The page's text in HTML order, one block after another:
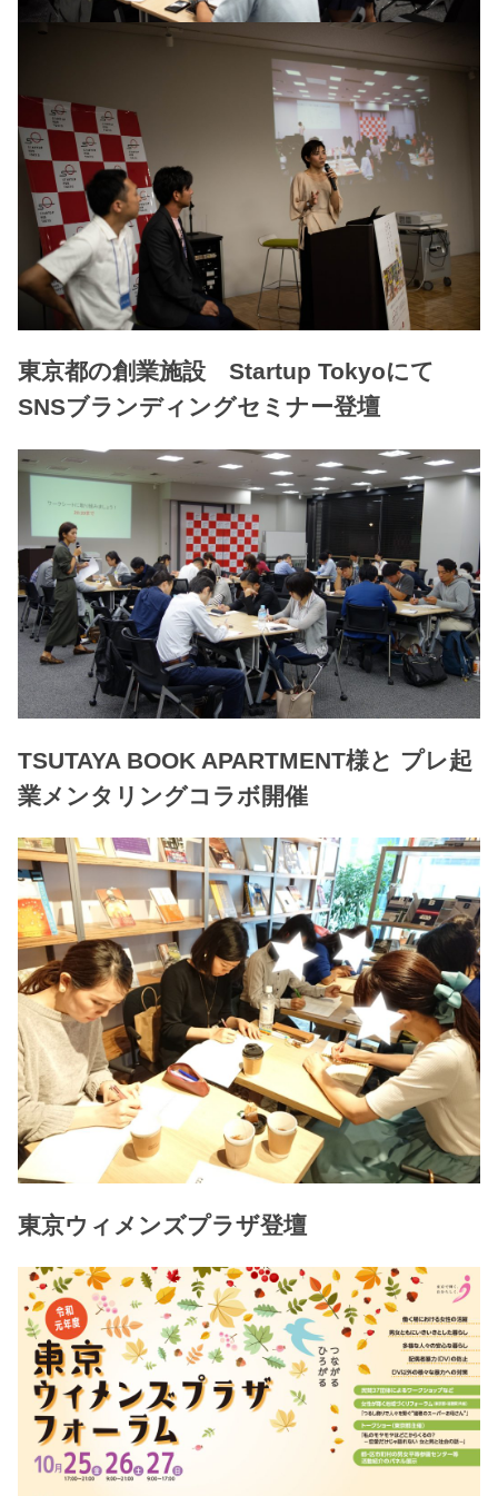
東京都の創業施設 Startup Tokyoにて
SNSブランディングセミナー登壇
TSUTAYA BOOK APARTMENT様と プレ起
業メンタリングコラボ開催
東京ウィメンズプラザ登壇